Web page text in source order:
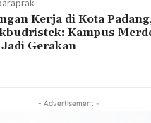
Kerja di Kota
Kampus
Gerakan
- Advertisement -